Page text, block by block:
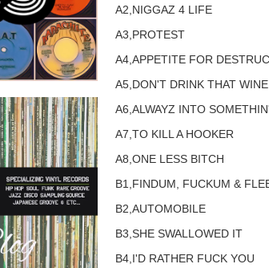
A2,NIGGAZ 4 LIFE
A3,PROTEST
A4,APPETITE FOR
A5,DON'T DRINK THAT WINE
A6,ALWAYZ INTO SOMETHIN'
A7,TO KILL A HOOKER
A8,ONE LESS BITCH
B1,FINDUM, FUCKUM &
B2,AUTOMOBILE
B3,SHE SWALLOWED IT
B4,I'D RATHER FUCK YOU